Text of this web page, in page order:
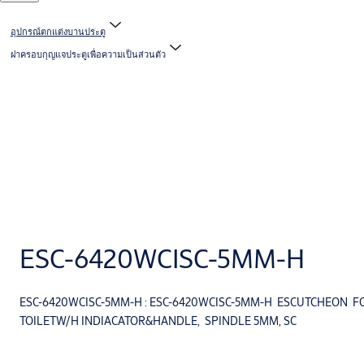
อุปกรณ์ตกแต่งบานประตู
ฝาครอบกุญแจประตูเพื่อความเป็นส่วนตัว
ESC-6420WCISC-5MM-H
ESC-6420WCISC-5MM-H : ESC-6420WCISC-5MM-H ESCUTCHEON
TOILETW/H INDIACATOR&HANDLE, SPINDLE 5MM, SC